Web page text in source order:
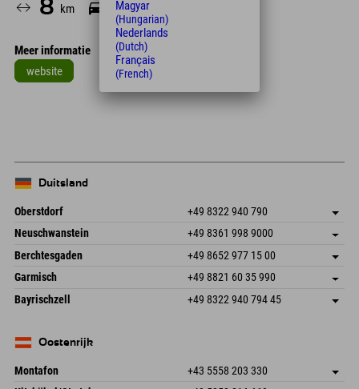
8 km 5 Min.
Meer informatie
website
Leaflet| Map data © OpenStreetMap contributors
Duitsland
Oberstdorf +49 8322 940 790
An der Breitach 3
Duitsland
Adres opslaan
Booking
Neuschwanstein +49 8361 998 9000
An der Riese 45
87484 Nesselwang im Allgäu
Duitsland
Adres opslaan
Aankomstinformatie
Booking
Berchtesgaden +49 8652 977 15 00
Hofreitstr. 7
Duitsland
Adres opslaan
Booking
Garmisch +49 8821 60 35 990
Frickenstraße 22
82490 Farchant
Adres opslaan
Aankomstinformatie
Bayrischzell +49 8322 940 794 45
Duitsland
Oostenrijk
Montafon +43 5558 203 330
Magyar
(Hungarian)
Nederlands
(Dutch)
Français
(French)